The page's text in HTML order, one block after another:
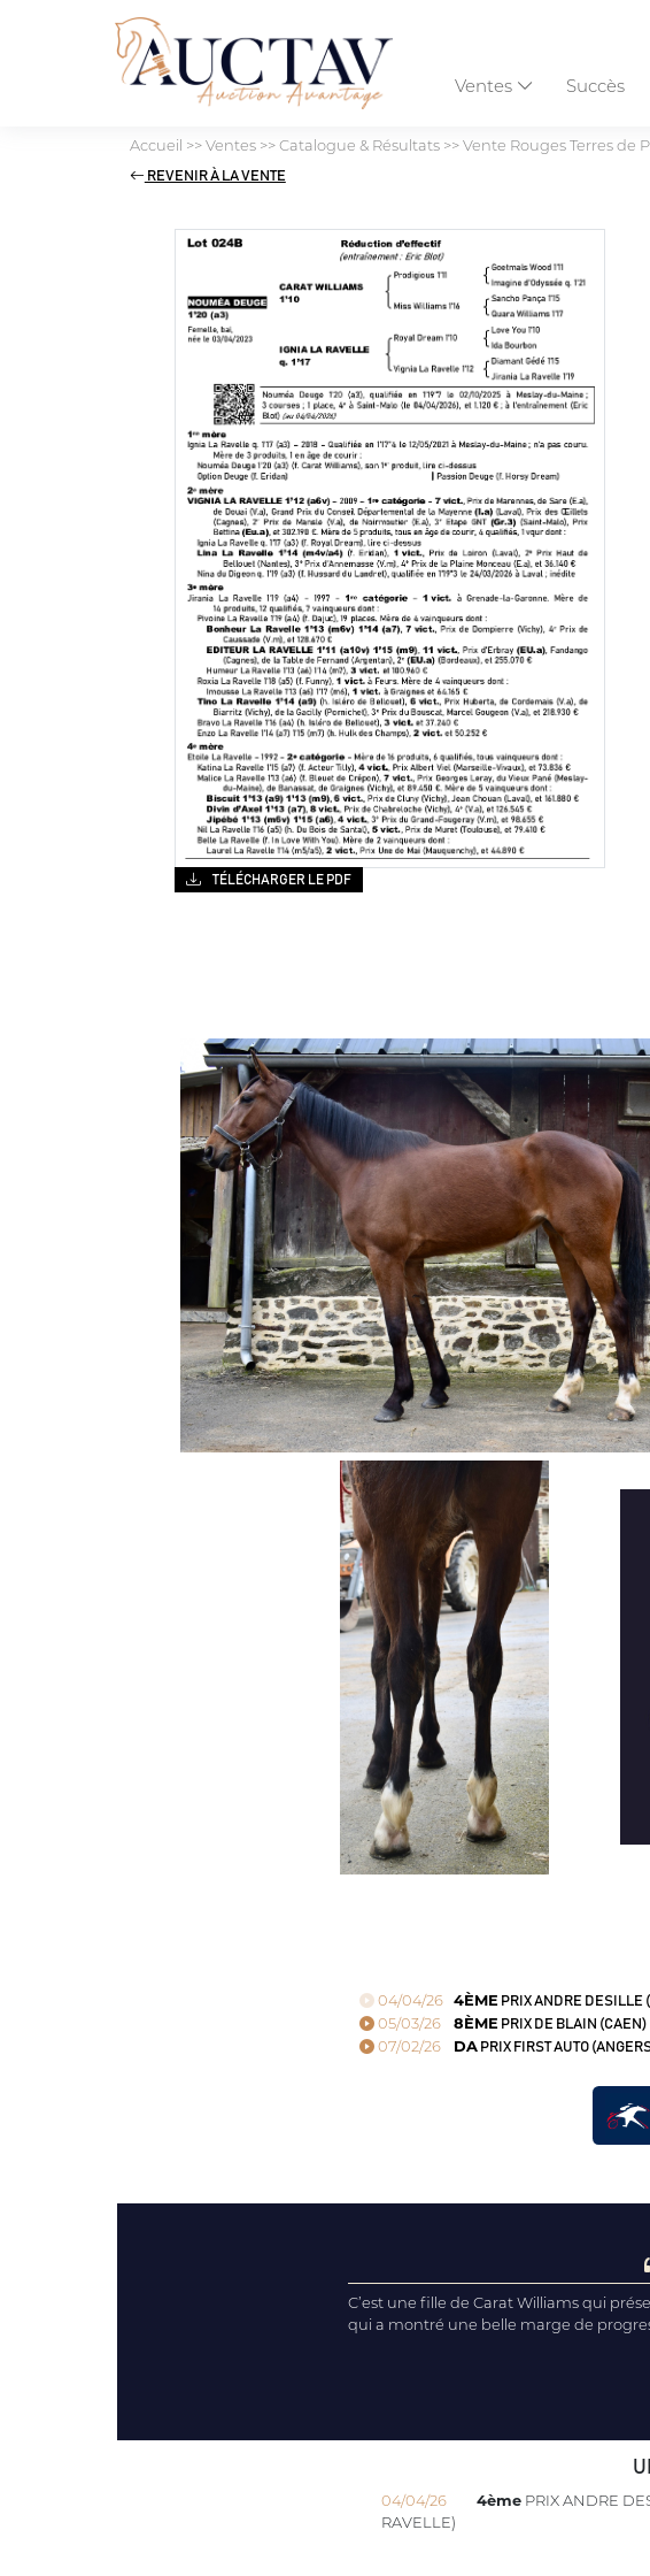
Ventes Succès
Accueil >>Ventes>>Catalogue & Résultats>>Vente Rouges Terres de
REVENIR À LA VENTE
TÉLÉCHARGER LE PDF
04/04/26 4ÈME PRIX ANDRE DESILLE
05/03/26 8ÈME PRIX DE BLAIN (CAEN)
07/02/26 DAPRIX FIRST AUTO
C’est une fille de Carat Williams qui
qui a montré une belle marge de
04/04/26 4èmePRIX ANDRE
RAVELLE)